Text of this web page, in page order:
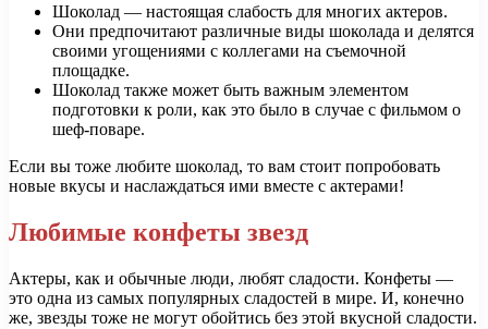
Шоколад — настоящая слабость для многих актеров.
Они предпочитают различные виды шоколада и делятся
своими угощениями с коллегами на съемочной
площадке.
Шоколад также может быть важным элементом
подготовки к роли, как это было в случае с фильмом о
шеф-поваре.
Если вы тоже любите шоколад, то вам стоит попробовать
новые вкусы и наслаждаться ими вместе с актерами!
Любимые конфеты звезд
Актеры, как и обычные люди, любят сладости. Конфеты —
это одна из самых популярных сладостей в мире. И, конечно
же, звезды тоже не могут обойтись без этой вкусной сладости.